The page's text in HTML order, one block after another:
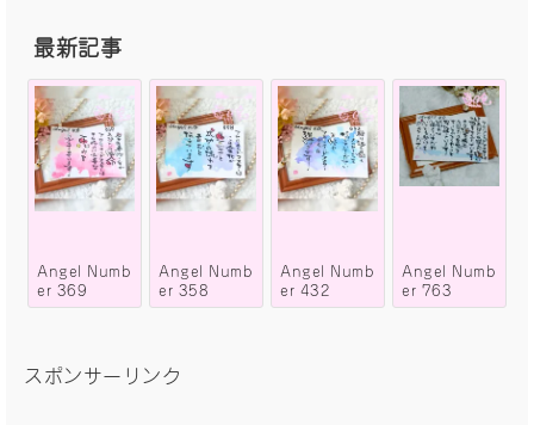
最新記事
Angel Numb
er 369
Angel Numb
er 358
Angel Numb
er 432
Angel Numb
er 763
スポンサーリンク